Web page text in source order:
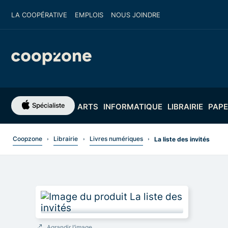
LA COOPÉRATIVE EMPLOIS NOUS JOINDRE
ARTS INFORMATIQUE LIBRAIRIE
Coopzone Librairie Livres numériques La liste des invités